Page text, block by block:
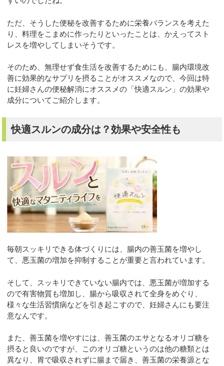
ただ、そうした便秘を改善するために栄養バランスを考えた
り、料理をこまめに作ったりといったことは、かえってスト
レスを増やしてしまいそうです。
そのため、無理せず食生活を改善するためにも、腸内環境改
善に効果的なサプリを摂ることがオススメなので、今回は特
に妊婦さんの便秘解消にオススメの「快適スルン」の効果や
成分についてご紹介します。
快適スルンの成分は？効果や安全性も
毎朝スッキリできる体づくりには、腸内の善玉菌を増やし
て、悪玉菌の増加を抑制することが重要と言われています。
そして、スッキリできていない腸内では、悪玉菌が増加する
ので有害物質も増加し、腸から吸収されて全身をめぐり、
様々な生活習慣病などを引き起こすので、妊婦さんにも要注
意なんです。
また、善玉菌を増やすには、善玉菌のエサとなるオリゴ糖を
摂ると良いのですが、このオリゴ糖というのは他の糖類とは
異なり、胃で吸収されずに腸まで届き、善玉菌の栄養源とな